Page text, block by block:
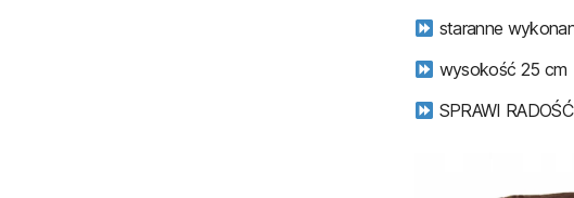
staranne
wysokość 25 cm
SPRAWI